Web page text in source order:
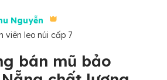
Nguyễn
viên leo núi cấp 7
bán mũ bảo